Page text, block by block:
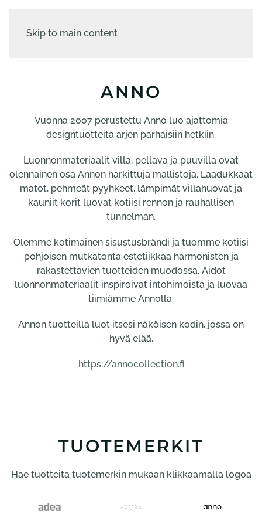
Skip to main content
ANNO
Vuonna 2007 perustettu Anno luo ajattomia
designtuotteita arjen parhaisiin hetkiin.
Luonnonmateriaalit villa, pellava ja puuvilla ovat
olennainen osa Annon harkittuja mallistoja. Laadukkaat
matot, pehmeät pyyhkeet, lämpimät villahuovat ja
kauniit korit luovat kotiisi rennon ja rauhallisen
tunnelman.
Olemme kotimainen sisustusbrändi ja tuomme kotiisi
pohjoisen mutkatonta estetiikkaa harmonisten ja
rakastettavien tuotteiden muodossa. Aidot
luonnonmateriaalit inspiroivat intohimoista ja luovaa
tiimiämme Annolla.
Annon tuotteilla luot itsesi näköisen kodin, jossa on
hyvä elää.
https://annocollection.fi
TUOTEMERKIT
Hae tuotteita tuotemerkin mukaan klikkaamalla logoa